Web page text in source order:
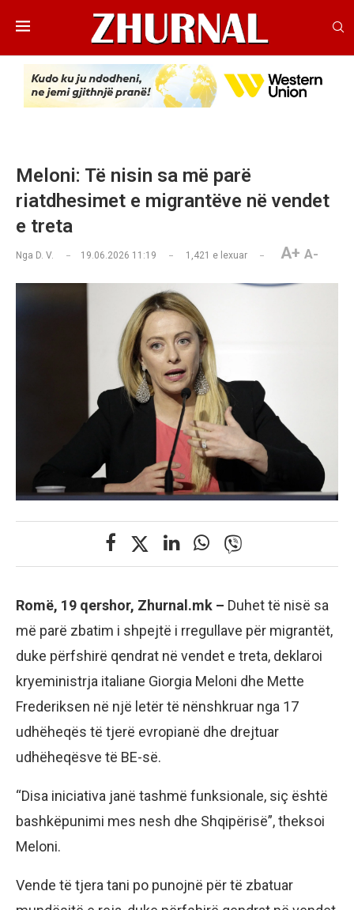
Meloni: Të nisin sa më parë
riatdhesimet e migrantëve në vendet
e treta
Nga D. V. 19.06.2026 11:19 1,421 e lexuar A+ A-
Romë, 19 qershor, Zhurnal.mk – Duhet të nisë sa
më parë zbatim i shpejtë i rregullave për migrantët,
duke përfshirë qendrat në vendet e treta, deklaroi
kryeministrja italiane Giorgia Meloni dhe Mette
Frederiksen në një letër të nënshkruar nga 17
udhëheqës të tjerë evropianë dhe drejtuar
udhëheqësve të BE-së.
“Disa iniciativa janë tashmë funksionale, siç është
bashkëpunimi mes nesh dhe Shqipërisë”, theksoi
Meloni.
Vende të tjera tani po punojnë për të zbatuar